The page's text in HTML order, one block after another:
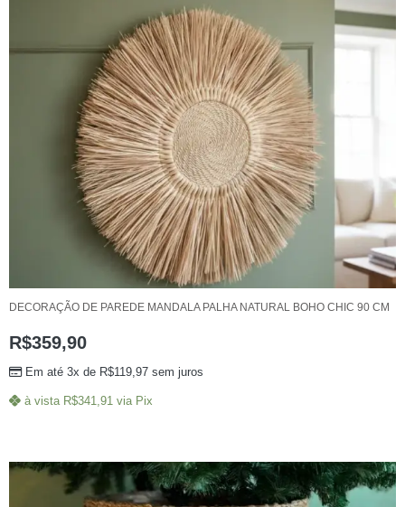
DECORAÇÃO DE PAREDE MANDALA PALHA NATURAL BOHO CHIC 90 CM
R$359,90
Em até 3x de R$119,97 sem juros
à vista R$341,91 via Pix